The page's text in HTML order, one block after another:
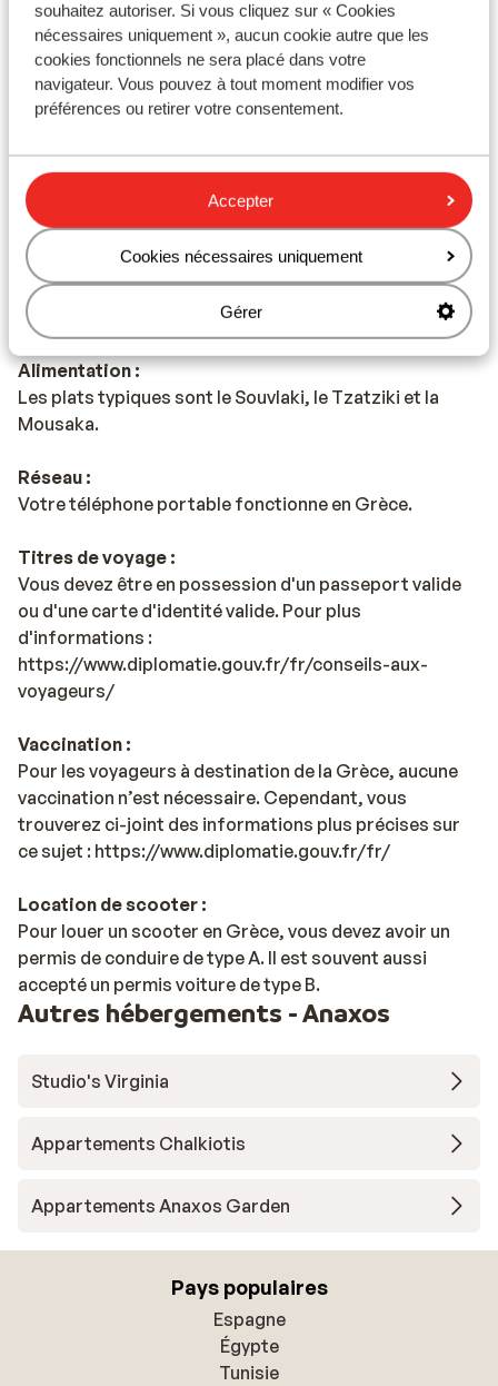
souhaitez autoriser. Si vous cliquez sur « Cookies
nécessaires uniquement », aucun cookie autre que les
cookies fonctionnels ne sera placé dans votre
navigateur. Vous pouvez à tout moment modifier vos
préférences ou retirer votre consentement.
Accepter
Cookies nécessaires uniquement
Gérer
Monnaie :
L'unité monétaire officielle est l'euro.
En Grèce, il est habituel de donner un pourboire de 10%
Voltage :
Le voltage est le même qu’en France, 220 volts.
Eau :
Il est déconseillé de boire l'eau de robinet.
Alimentation :
Les plats typiques sont le Souvlaki, le Tzatziki et la
Mousaka.
Réseau :
Votre téléphone portable fonctionne en Grèce.
Titres de voyage :
Vous devez être en possession d'un passeport valide
ou d'une carte d'identité valide. Pour plus
d'informations :
https://www.diplomatie.gouv.fr/fr/conseils-aux-
voyageurs/
Vaccination :
Pour les voyageurs à destination de la Grèce, aucune
vaccination n’est nécessaire. Cependant, vous
trouverez ci-joint des informations plus précises sur
ce sujet : https://www.diplomatie.gouv.fr/fr/
Location de scooter :
Pour louer un scooter en Grèce, vous devez avoir un
permis de conduire de type A. Il est souvent aussi
accepté un permis voiture de type B.
Autres hébergements - Anaxos
Studio's Virginia
Appartements Chalkiotis
Appartements Anaxos Garden
Pays populaires
Espagne
Égypte
Tunisie